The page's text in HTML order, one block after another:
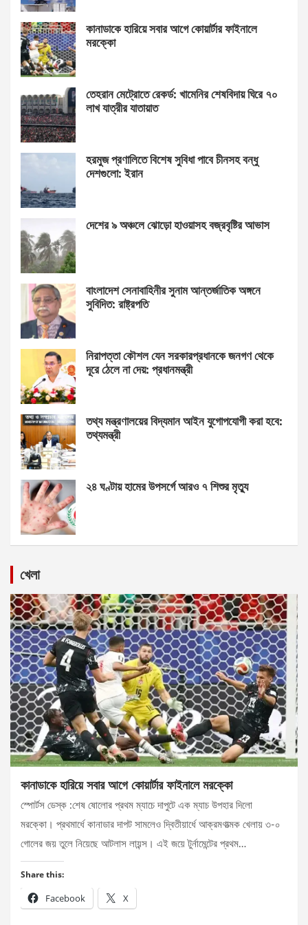
কানাডাকে হারিয়ে সবার আগে কোয়ার্টার ফাইনালে
মরক্কো
তেহরান মেট্রোতে রেকর্ড: খামেনির শেষবিদায় ঘিরে ৭০
লাখ যাত্রীর যাতায়াত
হরমুজ প্রণালিতে বিশেষ সুবিধা পাবে চীনসহ বন্ধু
দেশগুলো: ইরান
দেশের ৯ অঞ্চলে ঝোড়ো হাওয়াসহ বজ্রবৃষ্টির আভাস
বাংলাদেশ সেনাবাহিনীর সুনাম আন্তর্জাতিক অঙ্গনে
সুবিদিত: রাষ্ট্রপতি
নিরাপত্তা কৌশল যেন সরকারপ্রধানকে জনগণ থেকে
দূরে ঠেলে না দেয়: প্রধানমন্ত্রী
তথ্য মন্ত্রণালয়ের বিদ্যমান আইন যুগোপযোগী করা হবে:
তথ্যমন্ত্রী
২৪ ঘণ্টায় হামের উপসর্গে আরও ৭ শিশুর মৃত্যু
খেলা
কানাডাকে হারিয়ে সবার আগে কোয়ার্টার ফাইনালে মরক্কো
স্পোর্টস ডেস্ক :শেষ ষোলোর প্রথম ম্যাচে দাপুটে এক ম্যাচ উপহার দিলো
মরক্কো। প্রথমার্ধে কানাডার দাপট সামলেও দ্বিতীয়ার্ধে আক্রমণাত্মক খেলায় ৩-০
গোলের জয় তুলে নিয়েছে আটলাস লায়ন্স। এই জয়ে টুর্নামেন্টের প্রথম…
Share this:
Facebook X